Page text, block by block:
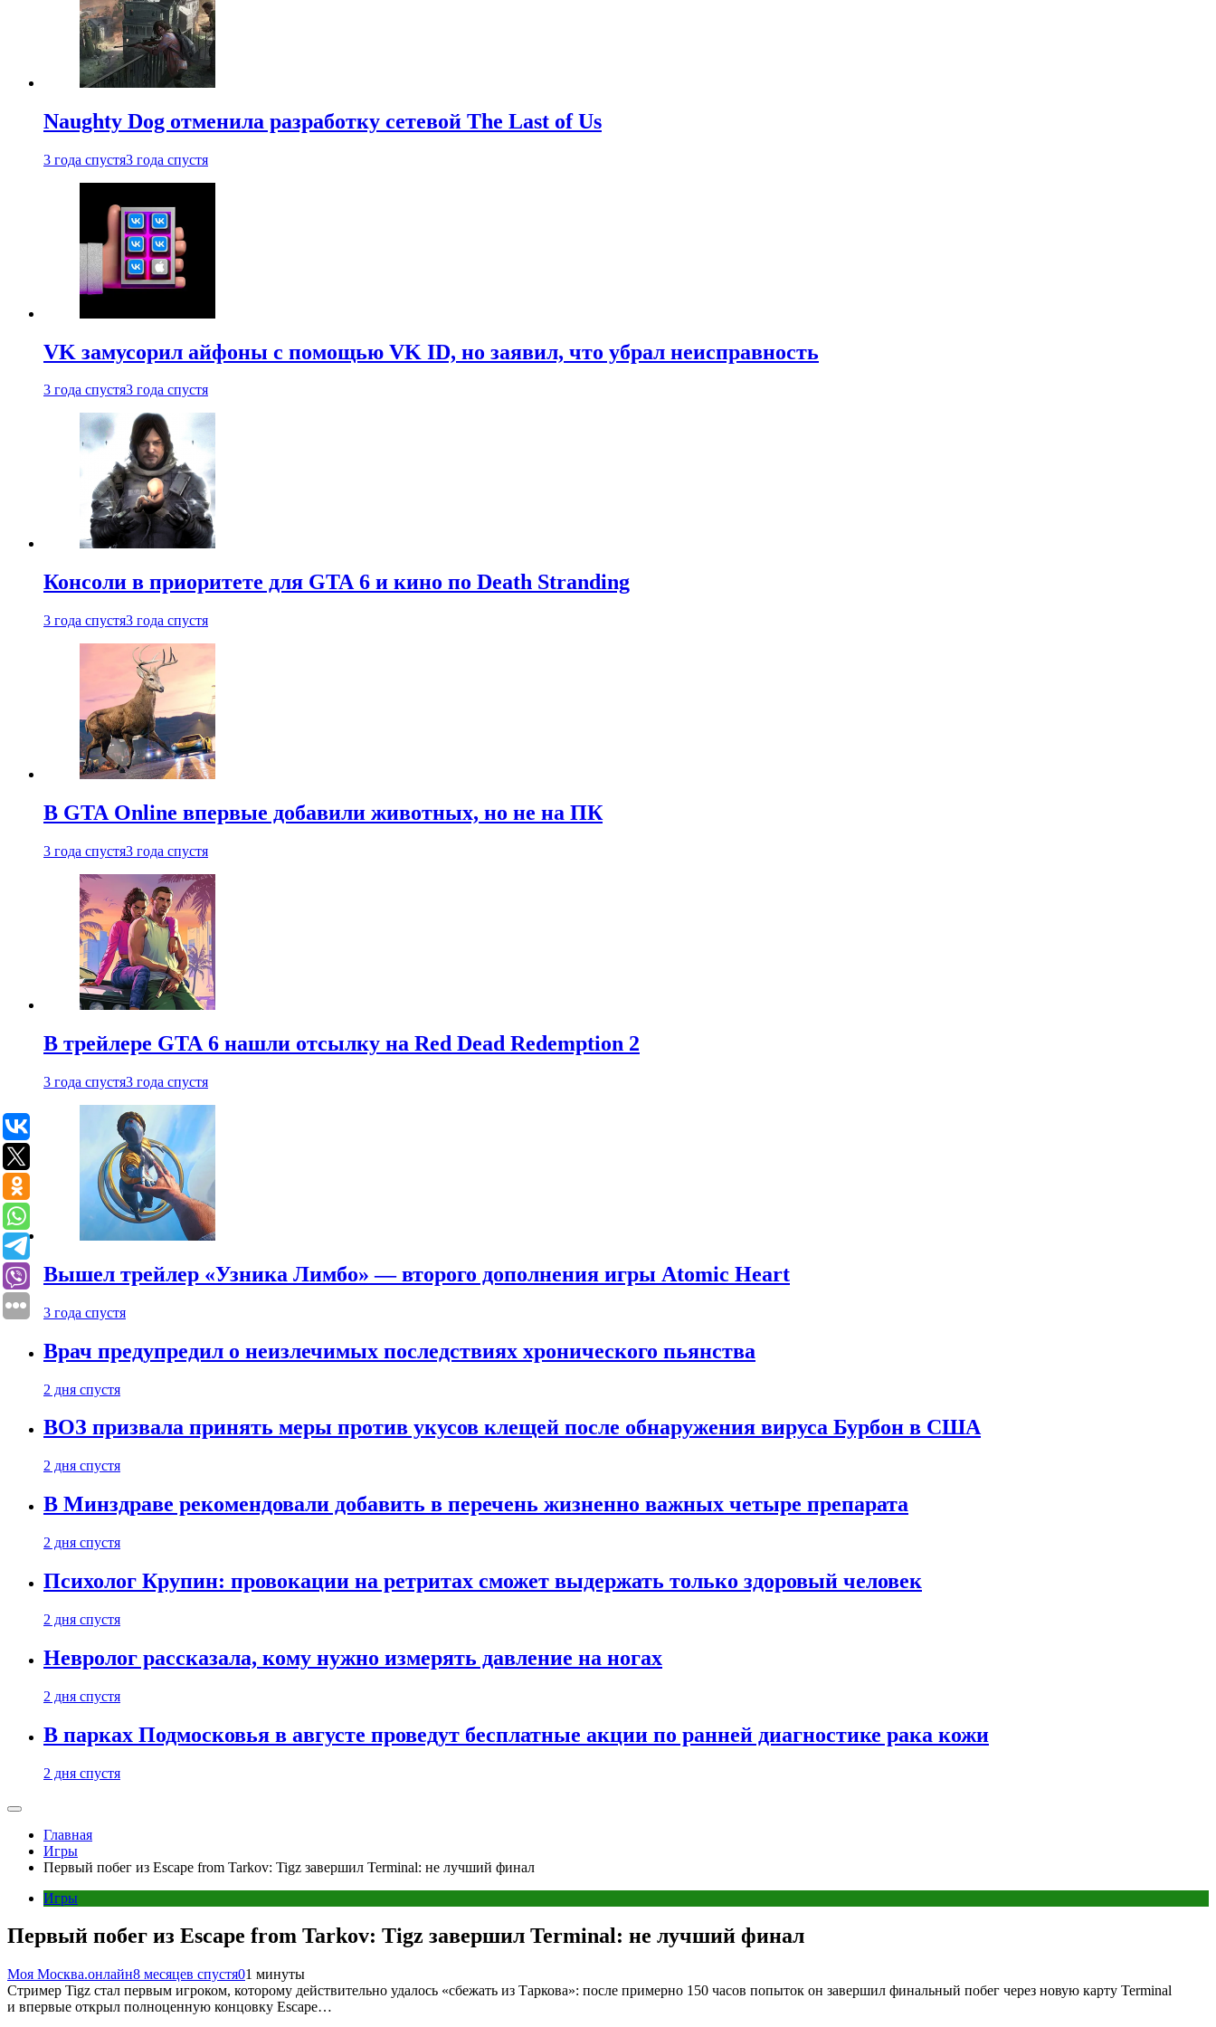
Naughty Dog отменила разработку сетевой The Last of Us
3 года спустя3 года спустя
VK замусорил айфоны с помощью VK ID, но заявил, что убрал неисправность
3 года спустя3 года спустя
Консоли в приоритете для GTA 6 и кино по Death Stranding
3 года спустя3 года спустя
В GTA Online впервые добавили животных, но не на ПК
3 года спустя3 года спустя
В трейлере GTA 6 нашли отсылку на Red Dead Redemption 2
3 года спустя3 года спустя
Вышел трейлер «Узника Лимбо» — второго дополнения игры Atomic Heart
3 года спустя
Врач предупредил о неизлечимых последствиях хронического пьянства
2 дня спустя
ВОЗ призвала принять меры против укусов клещей после обнаружения вируса Бурбон в США
2 дня спустя
В Минздраве рекомендовали добавить в перечень жизненно важных четыре препарата
2 дня спустя
Психолог Крупин: провокации на ретритах сможет выдержать только здоровый человек
2 дня спустя
Невролог рассказала, кому нужно измерять давление на ногах
2 дня спустя
В парках Подмосковья в августе проведут бесплатные акции по ранней диагностике рака кожи
2 дня спустя
Главная
Игры
Первый побег из Escape from Tarkov: Tigz завершил Terminal: не лучший финал
Игры
Первый побег из Escape from Tarkov: Tigz завершил Terminal: не лучший финал
Моя Москва.онлайн8 месяцев спустя01 минуты
Стример Tigz стал первым игроком, которому действительно удалось «сбежать из Таркова»: после примерно 150 часов попыток он завершил финальный побег через новую карту Terminal
и впервые открыл полноценную концовку Escape…